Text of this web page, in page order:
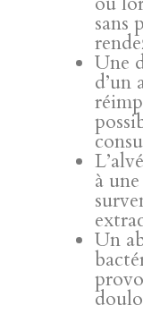
sans
Une
d’un
à
Un